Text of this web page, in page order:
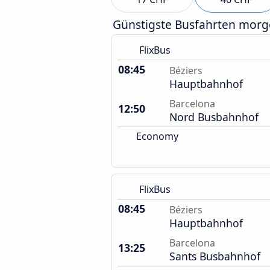
Günstigste Busfahrten
FlixBus
08:45 Béziers
Hauptbahnhof
12:50
Barcelona
Nord Busbahnhof
Economy
FlixBus
08:45 Béziers
Hauptbahnhof
13:25
Barcelona
Sants Busbahnhof